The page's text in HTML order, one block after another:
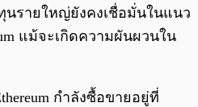
นรายใหญ่ยังคงเชื่อมั่นในแนว
แม้จะเกิดความผันผวนใน
กำลังซื้อขายอยู่ที่